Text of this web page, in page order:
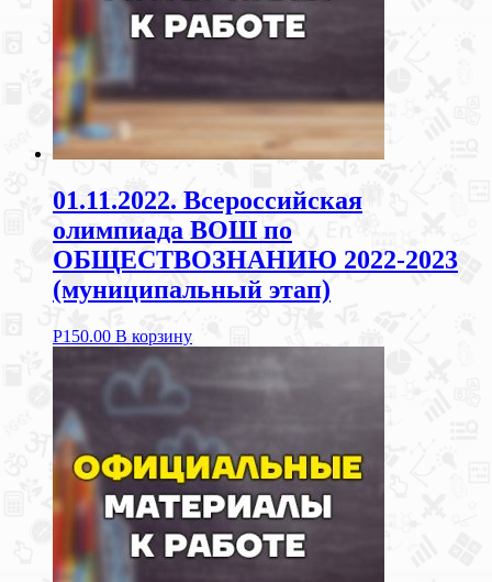
01.11.2022. Всероссийская
олимпиада ВОШ по
ОБЩЕСТВОЗНАНИЮ 2022-2023
(муниципальный этап)
Р150.00 В корзину